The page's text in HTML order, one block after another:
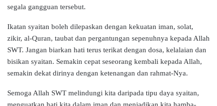
segala gangguan tersebut.
Ikatan syaitan boleh dilepaskan dengan kekuatan iman, solat,
zikir, al-Quran, taubat dan pergantungan sepenuhnya kepada Allah
SWT. Jangan biarkan hati terus terikat dengan dosa, kelalaian dan
bisikan syaitan. Semakin cepat seseorang kembali kepada Allah,
semakin dekat dirinya dengan ketenangan dan rahmat-Nya.
Semoga Allah SWT melindungi kita daripada tipu daya syaitan,